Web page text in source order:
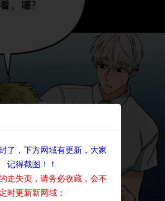
了，下方网域有更新，大家
记得截图！！
走失页，请务必收藏，会不
定时更新新网域：